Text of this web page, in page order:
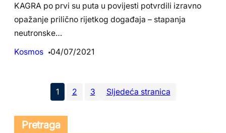
KAGRA po prvi su puta u povijesti potvrdili izravno
opažanje prilično rijetkog događaja – stapanja
neutronske…
Kosmos
04/07/2021
1 2 3 Sljedeća stranica
Pretraga